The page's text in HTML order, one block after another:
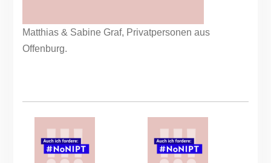
Matthias & Sabine Graf, Privatpersonen aus
Offenburg.